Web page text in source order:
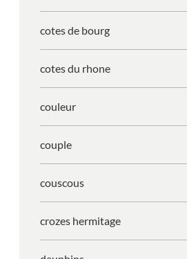
cotes de bourg
cotes du rhone
couleur
couple
couscous
crozes hermitage